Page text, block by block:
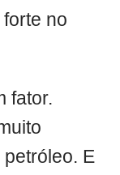
no
fator.
E